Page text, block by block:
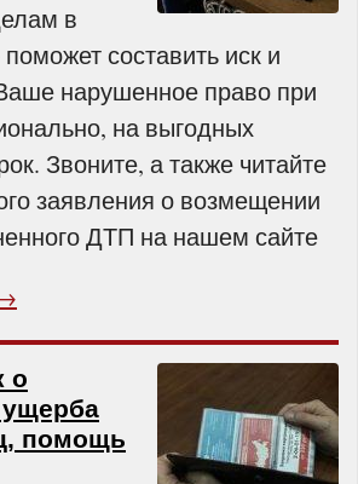
в
составить иск и
нарушенное право при
на выгодных
Звоните, а также читайте
заявления о возмещении
ДТП на нашем сайте
о
помощь